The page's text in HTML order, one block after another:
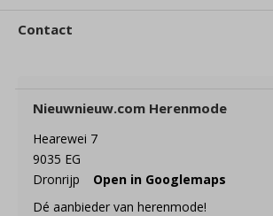
Contact
Nieuwnieuw.com Herenmode
Hearewei 7
9035 EG
Dronrijp
Open in Googlemaps
Dé aanbieder van herenmode!